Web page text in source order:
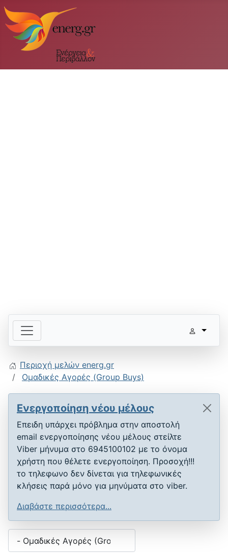
Περιοχή μελών energ.gr
Ομαδικές Αγορές (Group Buys)
Ενεργοποίηση νέου μέλους
Επειδη υπάρχει πρόβλημα στην αποστολή
email ενεργοποίησης νέου μέλους στείλτε
Viber μήνυμα στο 6945100102 με το όνομα
χρήστη που θέλετε ενεργοποίηση. Προσοχή!!!
το τηλεφωνο δεν δίνεται για τηλεφωνικές
κλήσεις παρά μόνο για μηνύματα στο viber.
Διαβάστε περισσότερα...